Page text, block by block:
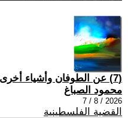
(7) عن الطوفان وأشياء أخرى (65)
محمود الصباغ
2026 / 8 / 7
القضية الفلسطينية